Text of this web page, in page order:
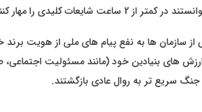
کلیدی را مهار کنند.
سازمان ها به نفع پیام های ملی از هویت برند
های بنیادین خود (مانند مسئولیت
سریع تر به روال عادی بازگشتند.